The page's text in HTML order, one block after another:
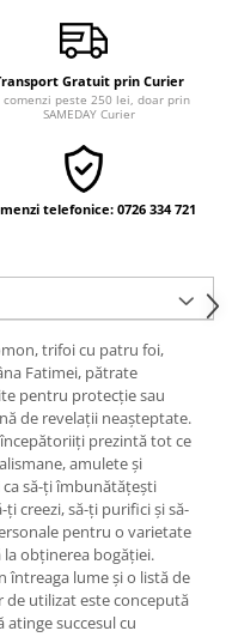
Gratuit prin Curier
comenzi peste 250 lei, doar prin
SAMEDAY Curier
telefonice: 0726 334 721
trifoi cu patru foi,
Fatimei, pătrate
pentru protecţie sau
de revelaţii neaşteptate.
prezintă tot ce
amulete şi
să-ţi îmbunătăţeşti
creezi, să-ţi purifici şi să-
pentru o varietate
obţinerea bogăţiei.
lume şi o listă de
de utilizat este concepută
succesul cu